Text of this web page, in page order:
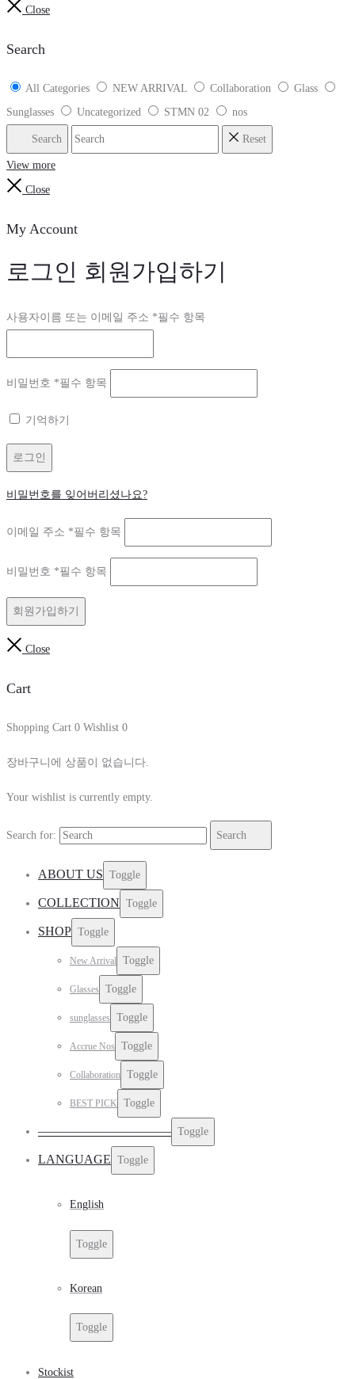
Close
Search
All Categories NEW ARRIVAL Collaboration
Glass
Sunglasses
Uncategorized STMN 02 nos
Search Reset
View more
Close
My Account
로그인 회원가입하기
사용자이름 또는 이메일 주소 *필수 항목
비밀번호 *필수 항목
기억하기
로그인
비밀번호를 잊어버리셨나요?
이메일 주소 *필수 항목
비밀번호 *필수 항목
회원가입하기
Close
Cart
Shopping Cart 0 Wishlist 0
장바구니에 상품이 없습니다.
Your wishlist is currently empty.
Search for: Search
ABOUT US Toggle
COLLECTION Toggle
SHOP Toggle
New Arrival Toggle
Glasses Toggle
sunglasses Toggle
Accrue Nos Toggle
Collaboration Toggle
BEST PICK Toggle
——————————– Toggle
LANGUAGE Toggle
English
Toggle
Korean
Toggle
Stockist